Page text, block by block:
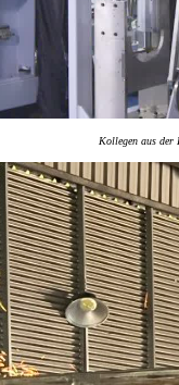
Kollegen aus der